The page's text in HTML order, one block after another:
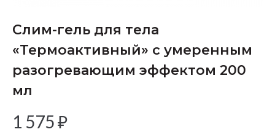
Слим-гель для тела
«Термоактивный» c умеренным
разогревающим эффектом 200
мл
1 575₽